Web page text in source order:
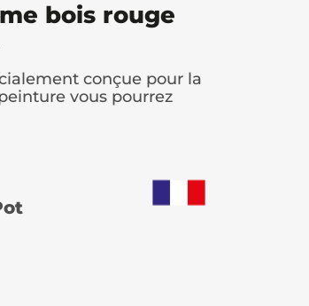
bois rouge
conçue pour la
vous pourrez